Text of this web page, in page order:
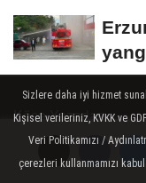
Köşe Yazarları
Üye Paneli
Sizlere daha iyi hizmet
Kişisel verileriniz, KVKK ve
Veri Politikamızı /
çerezleri kullanmamızı kabul